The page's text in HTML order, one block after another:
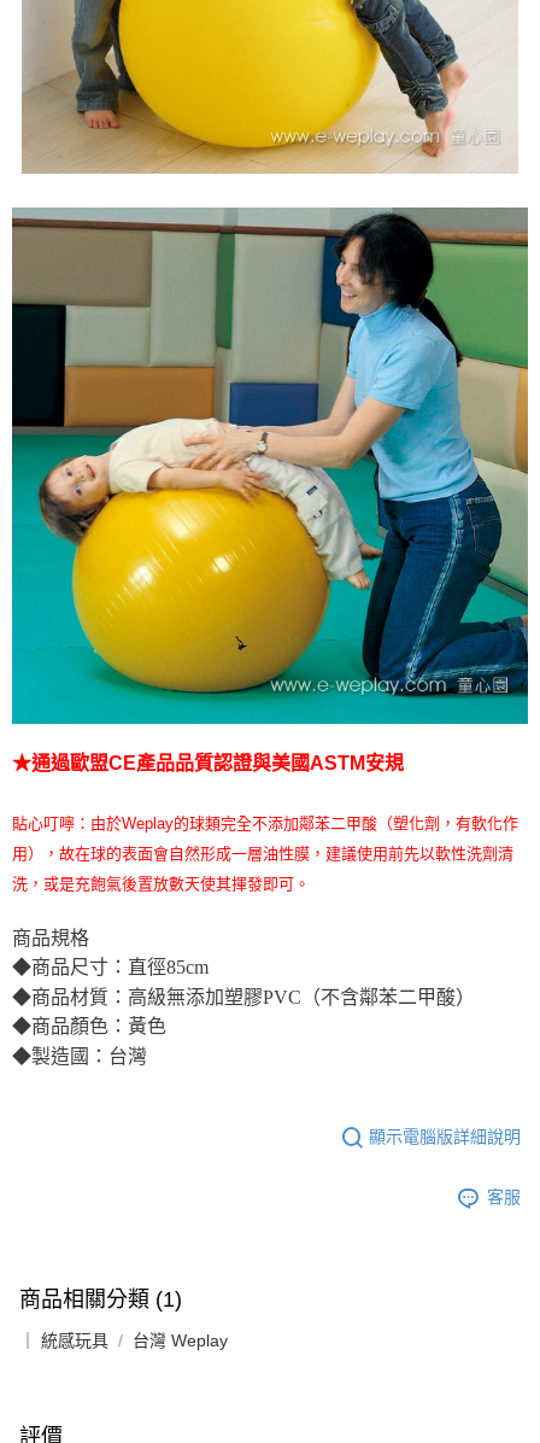
★通過歐盟CE產品品質認證與美國ASTM安規
貼心叮嚀：由於Weplay的球類完全不添加鄰苯二甲酸（塑化劑，有軟化作
用），故在球的表面會自然形成一層油性膜，建議使用前先以軟性洗劑清
洗，或是充飽氣後置放數天使其揮發即可。
商品規格
◆商品尺寸：直徑85cm
◆商品材質：高級無添加塑膠PVC（不含鄰苯二甲酸）
◆商品顏色：黃色
◆製造國：台灣
顯示電腦版詳細說明
客服
商品相關分類 (1)
｜ 統感玩具 台灣 Weplay
評價